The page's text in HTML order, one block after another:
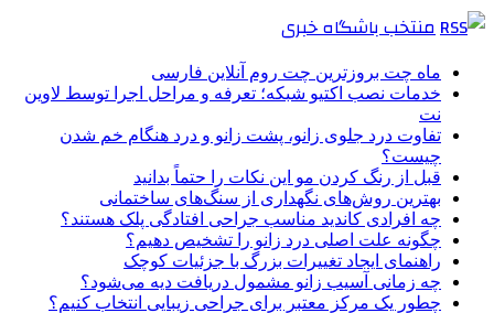
منتخب باشگاه خبری
ماه چت بروزترین چت روم آنلاین فارسی
خدمات نصب اکتیو شبکه؛ تعرفه و مراحل اجرا توسط لاوین
نت
تفاوت درد جلوی زانو، پشت زانو و درد هنگام خم شدن
چیست؟
قبل از رنگ کردن مو این نکات را حتماً بدانید
بهترین روش‌های نگهداری از سنگ‌های ساختمانی
چه افرادی کاندید مناسب جراحی افتادگی پلک هستند؟
چگونه علت اصلی درد زانو را تشخیص دهیم؟
راهنمای ایجاد تغییرات بزرگ با جزئیات کوچک
چه زمانی آسیب زانو مشمول دریافت دیه می‌شود؟
چطور یک مرکز معتبر برای جراحی زیبایی انتخاب کنیم؟